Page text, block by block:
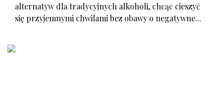
alternatyw dla tradycyjnych alkoholi, chcąc cieszyć
się przyjemnymi chwilami bez obawy o negatywne...